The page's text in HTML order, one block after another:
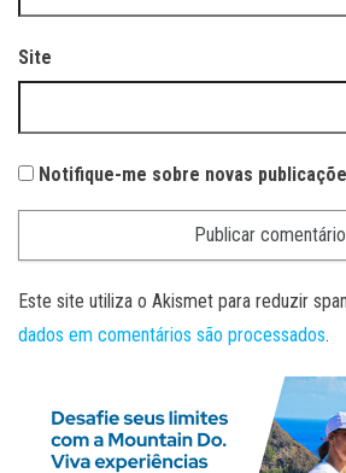
Site
Notifique-me sobre novas
Este site utiliza o Akismet para reduzir
dados em comentários são processados.